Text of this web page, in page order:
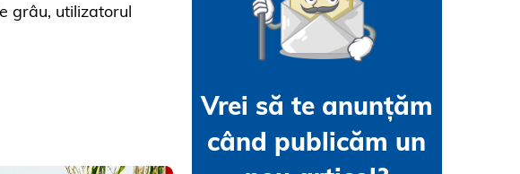
grâu, utilizatorul
Vrei să te anunțăm
când publicăm un